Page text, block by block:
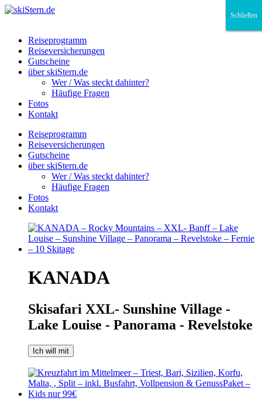
Reiseprogramm
Reiseversicherungen
Gutscheine
über skiStern.de
Wer / Was steckt dahinter?
Häufige Fragen
Fotos
Kontakt
Reiseprogramm
Reiseversicherungen
Gutscheine
über skiStern.de
Wer / Was steckt dahinter?
Häufige Fragen
Fotos
Kontakt
KANADA
Skisafari XXL- Sunshine Village -
Lake Louise - Panorama - Revelstoke
Ich will mit
Schließen
Schließen
Schließen